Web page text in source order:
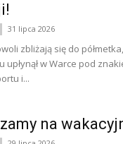
31 lipca 2026
zbliżają się do
upłynął w Warce pod
i...
na